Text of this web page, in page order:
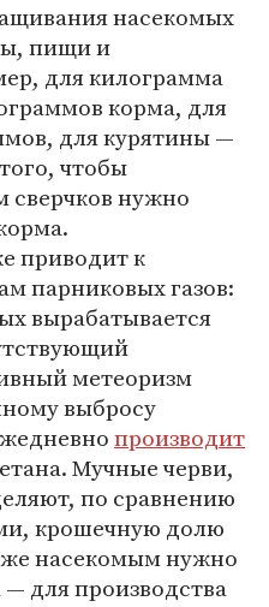
насекомых
пищи и
для килограмма
корма, для
для курятины —
чтобы
сверчков нужно
приводит к
парниковых газов:
вырабатывается
метеоризм
выбросу
производит
Мучные черви,
по сравнению
крошечную долю
насекомым нужно
для производства